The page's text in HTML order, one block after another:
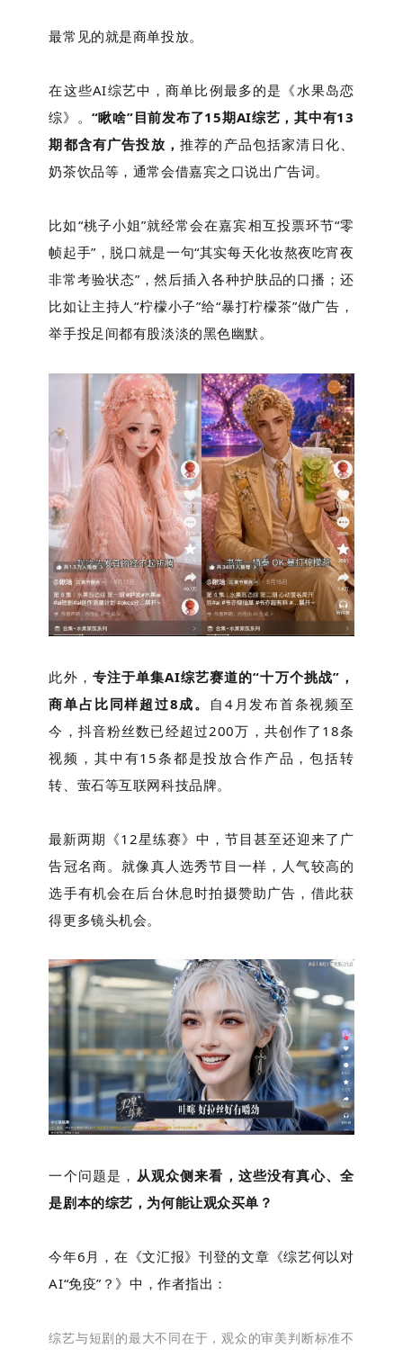
最常见的就是商单投放。
在这些AI综艺中，商单比例最多的是《水果岛恋
综》。 “瞅啥”目前发布了15期AI综艺，其中有13
期都含有广告投放，推荐的产品包括家清日化、
奶茶饮品等，通常会借嘉宾之口说出广告词。
比如“桃子小姐”就经常会在嘉宾相互投票环节“零
帧起手”，脱口就是一句“其实每天化妆熬夜吃宵夜
非常考验状态”，然后插入各种护肤品的口播；还
比如让主持人“柠檬小子”给“暴打柠檬茶”做广告，
举手投足间都有股淡淡的黑色幽默。
此外， 专注于单集AI综艺赛道的“十万个挑战”，
商单占比同样超过8成。 自4月发布首条视频至
今，抖音粉丝数已经超过200万，共创作了18条
视频，其中有15条都是投放合作产品，包括转
转、萤石等互联网科技品牌。
最新两期《12星练赛》中，节目甚至还迎来了广
告冠名商。就像真人选秀节目一样，人气较高的
选手有机会在后台休息时拍摄赞助广告，借此获
得更多镜头机会。
一个问题是， 从观众侧来看，这些没有真心、全
是剧本的综艺，为何能让观众买单？
今年6月，在《文汇报》刊登的文章《综艺何以对
AI“免疫”？》中，作者指出：
综艺与短剧的最大不同在于，观众的审美判断标准不